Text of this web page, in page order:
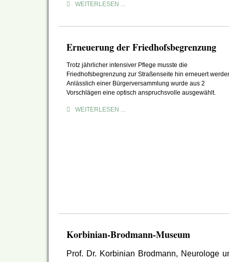
WEITERLESEN ...
Erneuerung der Friedhofsbegrenzung
Trotz jährlicher intensiver Pflege musste die
Friedhofsbegrenzung zur Straßenseite hin erneuert
Anlässlich einer Bürgerversammlung wurde aus 2
Vorschlägen eine optisch anspruchsvolle ausgewählt.
WEITERLESEN ...
Korbinian-Brodmann-Museum
Prof. Dr. Korbinian Brodmann, Neurologe